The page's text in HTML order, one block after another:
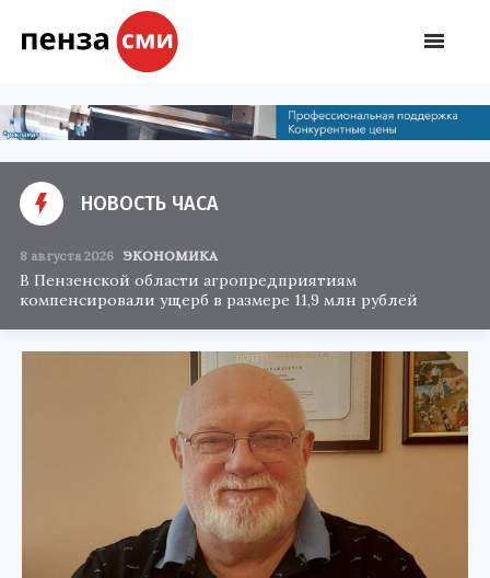
НОВОСТЬ ЧАСА
8 августа 2026 ЭКОНОМИКА
В Пензенской области агропредприятиям
компенсировали ущерб в размере 11,9 млн рублей